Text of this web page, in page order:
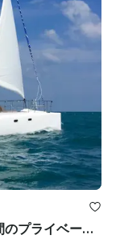
スリランカのトリンコマリーでの7時間のプライベートホエールウォッチングクルーズ